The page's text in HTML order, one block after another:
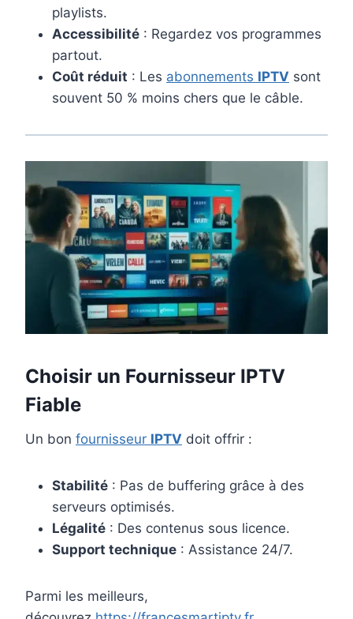
playlists.
Accessibilité : Regardez vos programmes
partout.
Coût réduit : Les abonnements IPTV sont
souvent 50 % moins chers que le câble.
Choisir un Fournisseur IPTV
Fiable
Un bon fournisseur IPTV doit offrir :
Stabilité : Pas de buffering grâce à des
serveurs optimisés.
Légalité : Des contenus sous licence.
Support technique : Assistance 24/7.
Parmi les meilleurs,